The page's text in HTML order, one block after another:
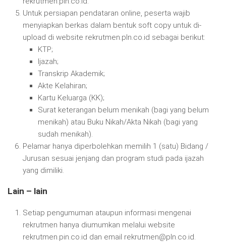
Untuk persiapan pendataran online, peserta wajib
menyiapkan berkas dalam bentuk soft copy untuk di-
upload di website rekrutmen.pln.co.id sebagai berikut:
KTP;
Ijazah;
Transkrip Akademik;
Akte Kelahiran;
Kartu Keluarga (KK);
Surat keterangan belum menikah (bagi yang belum
menikah) atau Buku Nikah/Akta Nikah (bagi yang
sudah menikah).
Pelamar hanya diperbolehkan memilih 1 (satu) Bidang /
Jurusan sesuai jenjang dan program studi pada ijazah
yang dimiliki.
Lain – lain
Setiap pengumuman ataupun informasi mengenai
rekrutmen hanya diumumkan melalui website
rekrutmen.pin.co.id dan email rekrutmen@pln.co.id.